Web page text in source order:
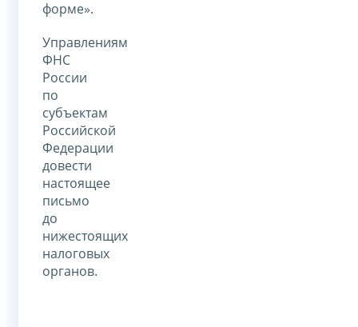
форме».
Управлениям
ФНС
России
по
субъектам
Российской
Федерации
довести
настоящее
письмо
до
нижестоящих
налоговых
органов.